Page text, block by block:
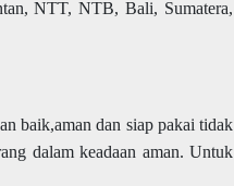
NTT, NTB, Bali, Sumatera,
baik,aman dan siap pakai tidak
dalam keadaan aman. Untuk